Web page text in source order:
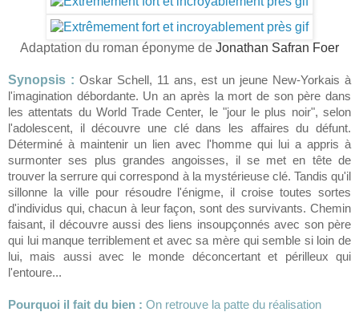
Adaptation du roman éponyme de Jonathan Safran Foer
Synopsis : Oskar Schell, 11 ans, est un jeune New-Yorkais à
l'imagination débordante. Un an après la mort de son père dans
les attentats du World Trade Center, le "jour le plus noir", selon
l'adolescent, il découvre une clé dans les affaires du défunt.
Déterminé à maintenir un lien avec l'homme qui lui a appris à
surmonter ses plus grandes angoisses, il se met en tête de
trouver la serrure qui correspond à la mystérieuse clé. Tandis qu'il
sillonne la ville pour résoudre l'énigme, il croise toutes sortes
d'individus qui, chacun à leur façon, sont des survivants. Chemin
faisant, il découvre aussi des liens insoupçonnés avec son père
qui lui manque terriblement et avec sa mère qui semble si loin de
lui, mais aussi avec le monde déconcertant et périlleux qui
l'entoure...
Pourquoi il fait du bien : On retrouve la patte du réalisation